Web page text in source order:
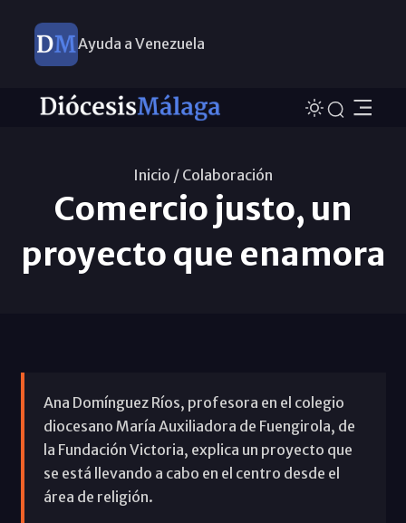
Ayuda a Venezuela
Inicio / Colaboración
Comercio justo, un
proyecto que enamora
Ana Domínguez Ríos, profesora en el colegio
diocesano María Auxiliadora de Fuengirola, de
la Fundación Victoria, explica un proyecto que
se está llevando a cabo en el centro desde el
área de religión.